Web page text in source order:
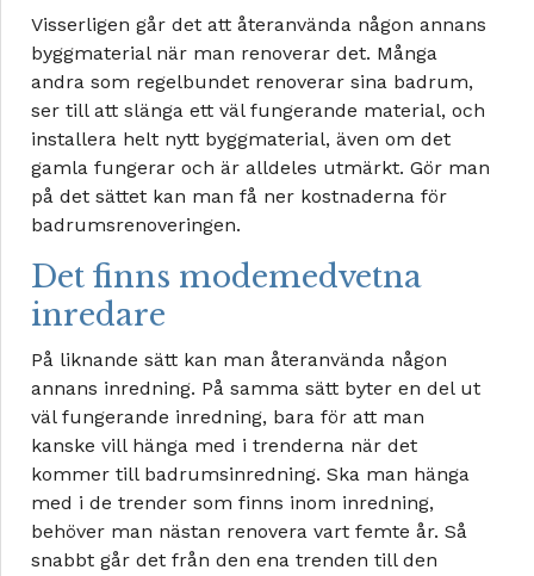
Visserligen går det att återanvända någon annans
byggmaterial när man renoverar det. Många
andra som regelbundet renoverar sina badrum,
ser till att slänga ett väl fungerande material, och
installera helt nytt byggmaterial, även om det
gamla fungerar och är alldeles utmärkt. Gör man
på det sättet kan man få ner kostnaderna för
badrumsrenoveringen.
Det finns modemedvetna
inredare
På liknande sätt kan man återanvända någon
annans inredning. På samma sätt byter en del ut
väl fungerande inredning, bara för att man
kanske vill hänga med i trenderna när det
kommer till badrumsinredning. Ska man hänga
med i de trender som finns inom inredning,
behöver man nästan renovera vart femte år. Så
snabbt går det från den ena trenden till den